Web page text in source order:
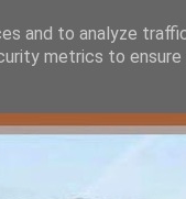
and to analyze
metrics to